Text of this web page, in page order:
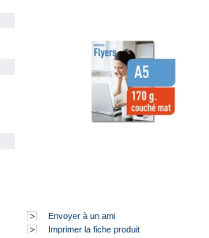
Envoyer à un ami
Imprimer la fiche produit